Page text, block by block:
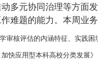
多元协同治理等方面
难题的能力。本周业
审核评估的内涵特征、实践困
快应用型本科高校分类发展》